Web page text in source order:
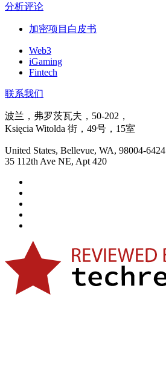
分析评论
加密项目白皮书
Web3
iGaming
Fintech
联系我们
波兰，弗罗茨瓦夫，50-202，
Księcia Witolda 街，49号，15室
United States, Bellevue, WA, 98004-6424
35 112th Ave NE, Apt 420